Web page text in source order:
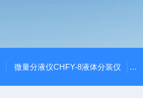
微量分液仪CHFY-8液体分装仪